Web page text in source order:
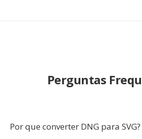
Perguntas
Por que converter DNG para SVG?